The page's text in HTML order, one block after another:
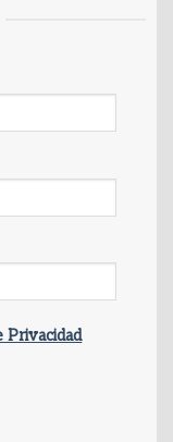
Privacidad